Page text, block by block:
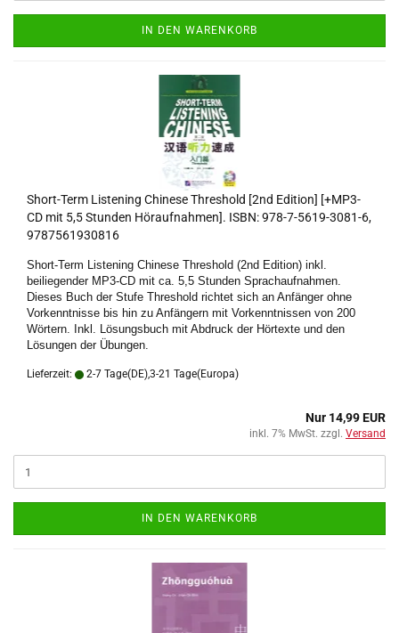
IN DEN WARENKORB
Short-Term Listening Chinese Threshold [2nd Edition] [+MP3-
CD mit 5,5 Stunden Höraufnahmen]. ISBN: 978-7-5619-3081-6,
9787561930816
Short-Term Listening Chinese Threshold (2nd Edition) inkl.
beiliegender MP3-CD mit ca. 5,5 Stunden Sprachaufnahmen.
Dieses Buch der Stufe Threshold richtet sich an Anfänger ohne
Vorkenntnisse bis hin zu Anfängern mit Vorkenntnissen von 200
Wörtern. Inkl. Lösungsbuch mit Abdruck der Hörtexte und den
Lösungen der Übungen.
Lieferzeit: 2-7 Tage(DE),3-21 Tage(Europa)
Nur 14,99 EUR
inkl. 7% MwSt. zzgl. Versand
IN DEN WARENKORB